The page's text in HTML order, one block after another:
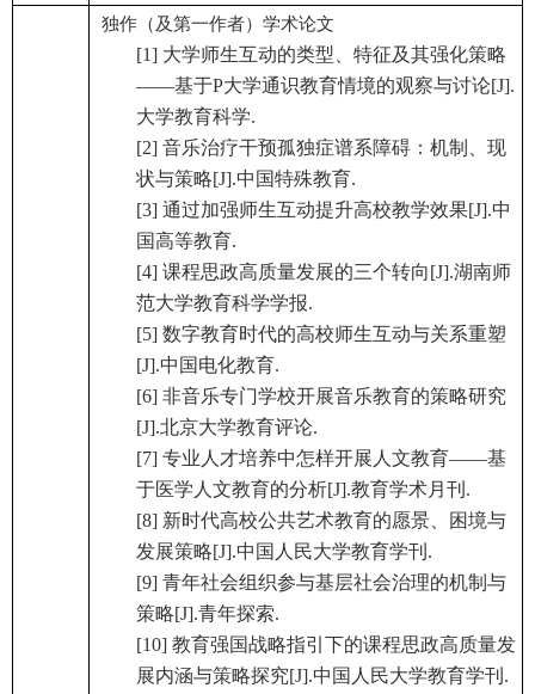
独作（及第一作者）学术论文
[1] 大学师生互动的类型、特征及其强化策略
——基于P大学通识教育情境的观察与讨论[J].
大学教育科学.
[2] 音乐治疗干预孤独症谱系障碍：机制、现
状与策略[J].中国特殊教育.
[3] 通过加强师生互动提升高校教学效果[J].中
国高等教育.
[4] 课程思政高质量发展的三个转向[J].湖南师
范大学教育科学学报.
[5] 数字教育时代的高校师生互动与关系重塑
[J].中国电化教育.
[6] 非音乐专门学校开展音乐教育的策略研究
[J].北京大学教育评论.
[7] 专业人才培养中怎样开展人文教育——基
于医学人文教育的分析[J].教育学术月刊.
[8] 新时代高校公共艺术教育的愿景、困境与
发展策略[J].中国人民大学教育学刊.
[9] 青年社会组织参与基层社会治理的机制与
策略[J].青年探索.
[10] 教育强国战略指引下的课程思政高质量发
展内涵与策略探究[J].中国人民大学教育学刊.